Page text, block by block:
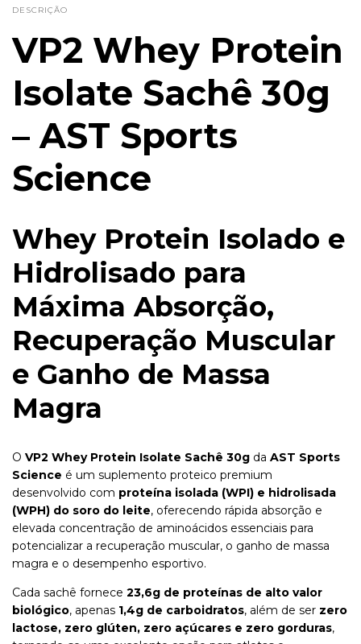
DESCRIÇÃO
VP2 Whey Protein
Isolate Sachê 30g
– AST Sports
Science
Whey Protein Isolado e
Hidrolisado para
Máxima Absorção,
Recuperação Muscular
e Ganho de Massa
Magra
O VP2 Whey Protein Isolate Sachê 30g da AST Sports
Science é um suplemento proteico premium
desenvolvido com proteína isolada (WPI) e hidrolisada
(WPH) do soro do leite, oferecendo rápida absorção e
elevada concentração de aminoácidos essenciais para
potencializar a recuperação muscular, o ganho de massa
magra e o desempenho esportivo.
Cada sachê fornece 23,6g de proteínas de alto valor
biológico, apenas 1,4g de carboidratos, além de ser zero
lactose, zero glúten, zero açúcares e zero gorduras,